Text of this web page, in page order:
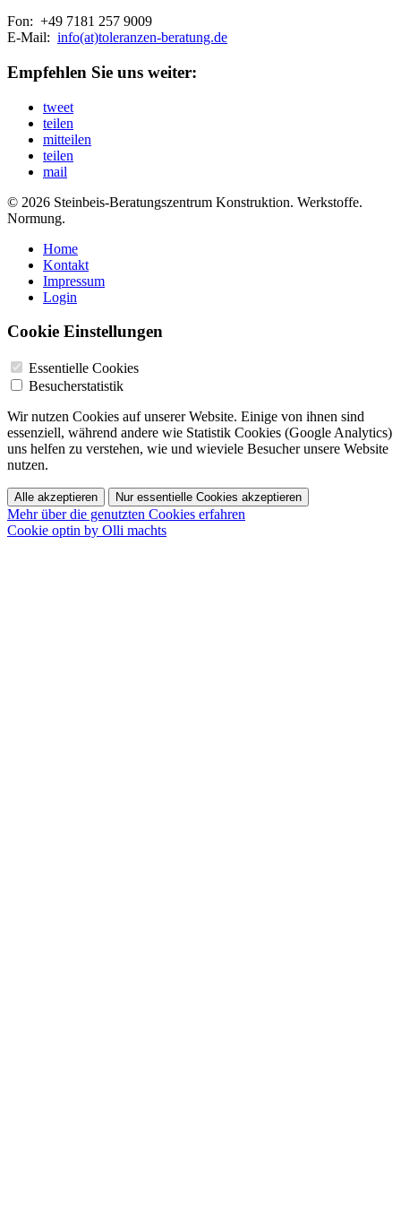
Fon: +49 7181 257 9009
E-Mail: info(at)toleranzen-beratung.de
Empfehlen Sie uns weiter:
tweet
teilen
mitteilen
teilen
mail
© 2026 Steinbeis-Beratungszentrum Konstruktion. Werkstoffe.
Normung.
Home
Kontakt
Impressum
Login
Cookie Einstellungen
Essentielle Cookies
Besucherstatistik
Wir nutzen Cookies auf unserer Website. Einige von ihnen sind
essenziell, während andere wie Statistik Cookies (Google Analytics)
uns helfen zu verstehen, wie und wieviele Besucher unsere Website
nutzen.
Alle akzeptieren Nur essentielle Cookies akzeptieren
Mehr über die genutzten Cookies erfahren
Cookie optin by Olli machts